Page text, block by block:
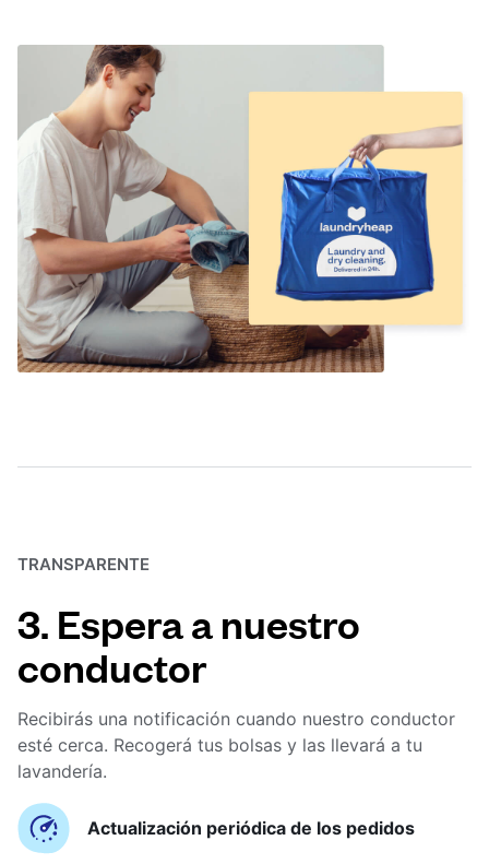
TRANSPARENTE
3. Espera a nuestro
conductor
Recibirás una notificación cuando nuestro conductor
esté cerca. Recogerá tus bolsas y las llevará a tu
lavandería.
Actualización periódica de los pedidos